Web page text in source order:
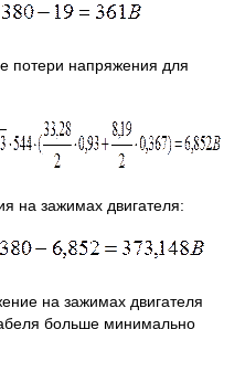
потери напряжения для
на зажимах двигателя:
на зажимах двигателя
больше минимально